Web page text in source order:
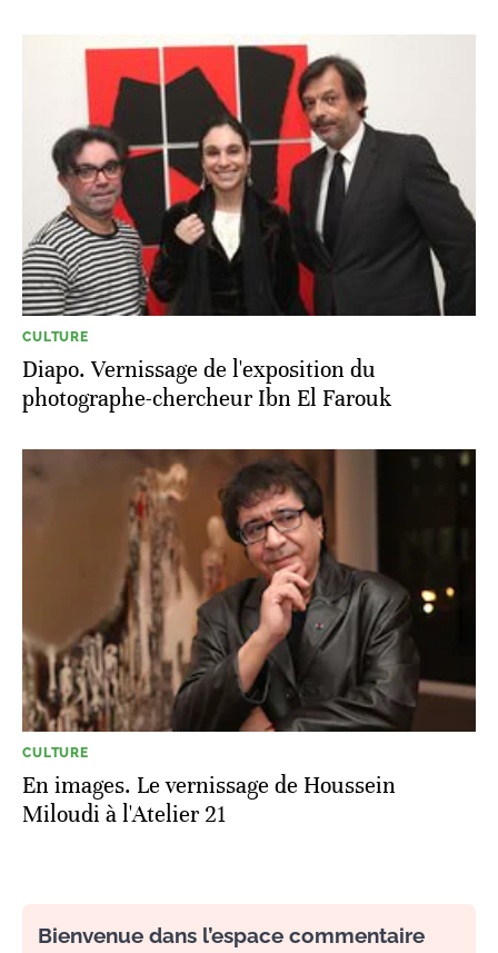
CULTURE
Diapo. Vernissage de l'exposition du
photographe-chercheur Ibn El Farouk
CULTURE
En images. Le vernissage de Houssein
Miloudi à l'Atelier 21
Bienvenue dans l’espace commentaire